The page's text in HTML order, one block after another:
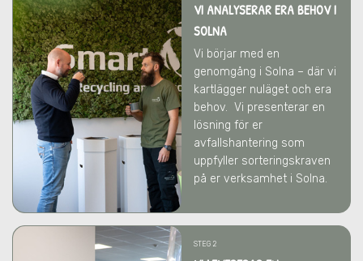
VI ANALYSERAR ERA BEHOV I
SOLNA
Vi börjar med en
genomgång i Solna – där vi
kartlägger nuläget och era
behov. Vi presenterar en
lösning för er
avfallshantering som
uppfyller sorteringskraven
på er verksamhet i Solna.
STEG 2